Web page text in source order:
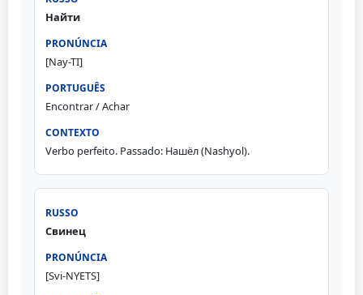
Найти
[Nay-TI]
Encontrar / Achar
Verbo perfeito. Passado: Нашёл (Nashyol).
Свинец
[Svi-NYETS]